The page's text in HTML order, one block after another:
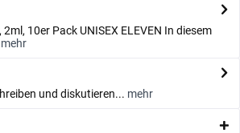
10er Pack UNISEX ELEVEN In diesem
mehr
und diskutieren... mehr